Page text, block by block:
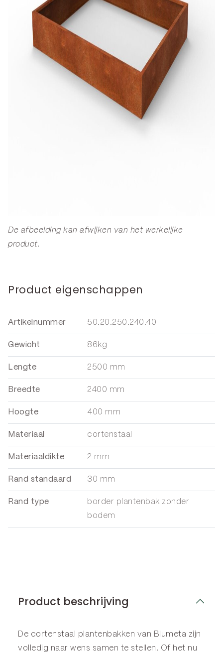
De afbeelding kan afwijken van het werkelijke
product.
Product eigenschappen
Artikelnummer 50.20.250.240.40
Gewicht 86kg
Lengte 2500 mm
Breedte 2400 mm
Hoogte 400 mm
Materiaal cortenstaal
Materiaaldikte 2 mm
Rand standaard 30 mm
Rand type
border plantenbak zonder
bodem
Product beschrijving
De cortenstaal plantenbakken van Blumeta zijn
volledig naar wens samen te stellen. Of het nu